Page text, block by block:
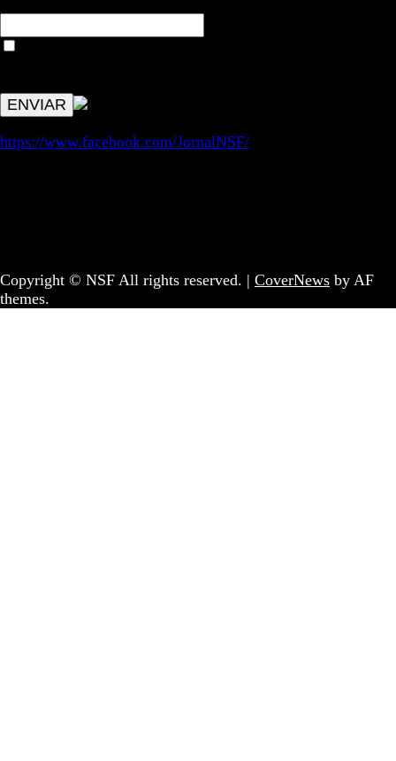
https://www.facebook.com/JornalNSF/
Copyright © NSF All rights reserved. | CoverNews by AF
themes.